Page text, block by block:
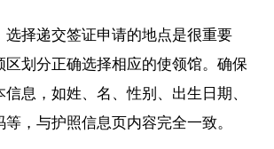
选择递交签证申请的地点是很重要
区划分正确选择相应的使领馆。确保
息，如姓、名、性别、出生日期、
，与护照信息页内容完全一致。